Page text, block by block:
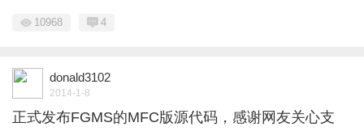
10968 4
donald3102
2014-1-8
正式发布FGMS的MFC版源代码，感谢网友关心支